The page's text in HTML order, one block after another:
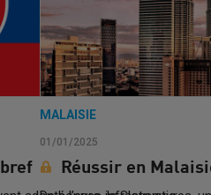
MALAISIE
01/01/2025
Réussir en